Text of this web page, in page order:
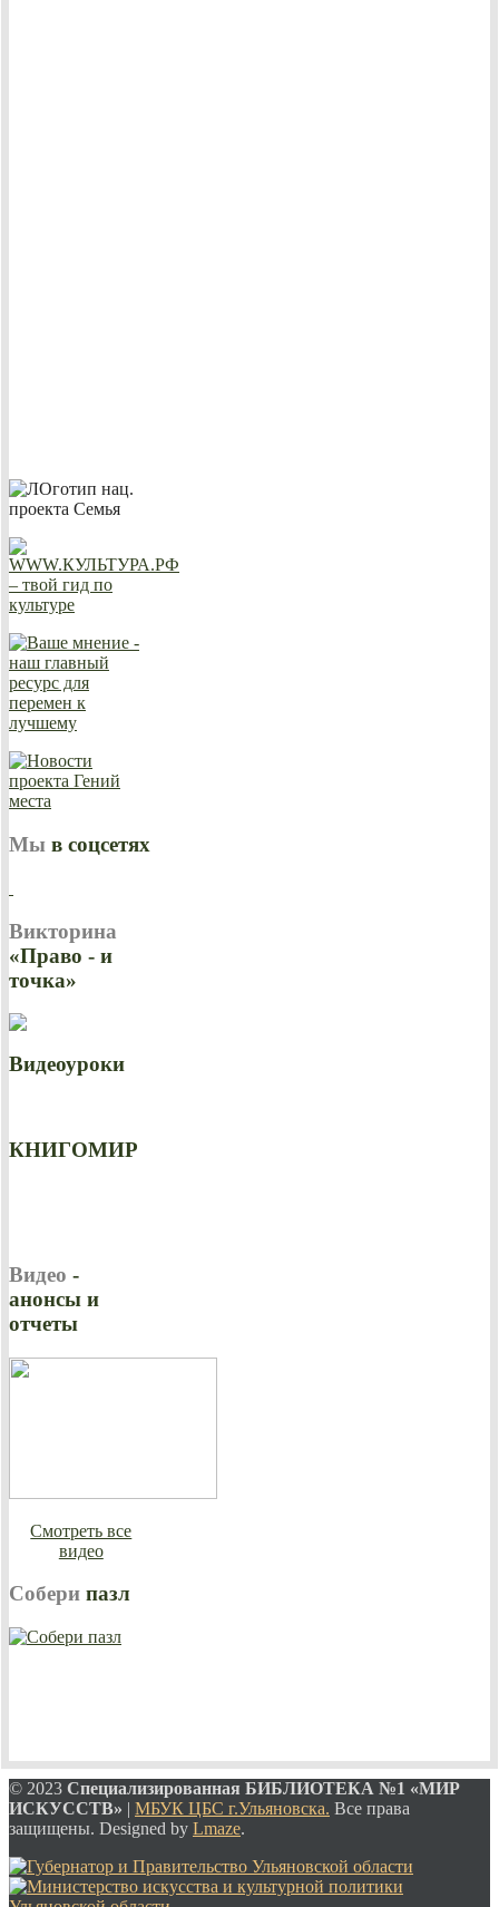
Мы в соцсетях
Викторина
«Право - и
точка»
Видеоуроки
КНИГОМИР
Видео -
анонсы и
отчеты
Смотреть все
видео
Собери пазл
© 2023 Специализированная БИБЛИОТЕКА №1 «МИР
ИСКУССТВ» | МБУК ЦБС г.Ульяновска. Все права
защищены. Designed by Lmaze.